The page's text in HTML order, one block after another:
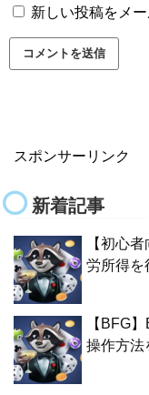
新しい投稿をメ
スポンサーリンク
新着記事
【初心
労所得を
【BFG
操作方法